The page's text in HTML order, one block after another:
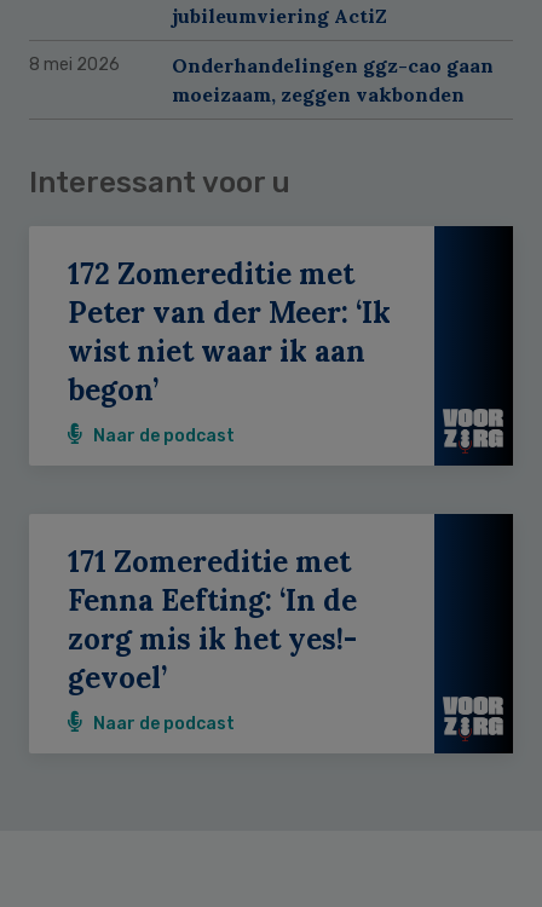
jubileumviering ActiZ
8 mei 2026
Onderhandelingen ggz-cao gaan
moeizaam, zeggen vakbonden
Interessant voor u
172 Zomereditie met
Peter van der Meer: ‘Ik
wist niet waar ik aan
begon’
Naar de podcast
171 Zomereditie met
Fenna Eefting: ‘In de
zorg mis ik het yes!-
gevoel’
Naar de podcast